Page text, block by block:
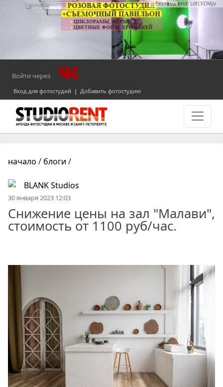
Реклама erid: LdtCKDMjo
Войти через
Вход для фотостудий | Добавить фотостудию
начало / блоги /
BLANK Studios
30 января 2023 12:03
Снижение цены на зал "Малави",
стоимость от 1100 руб/час.